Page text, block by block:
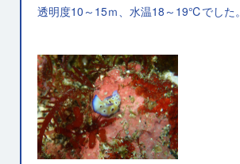
透明度10～15ｍ、水温18～19℃でした。